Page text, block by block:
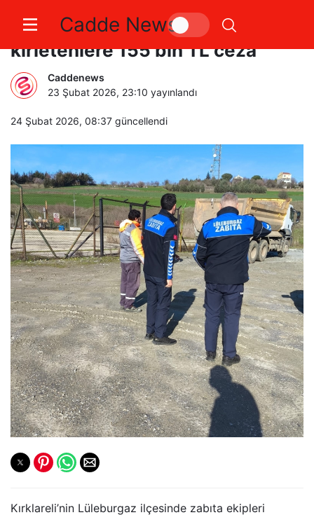
Cadde News
Lüleburgaz’da çevreyi
kirletenlere 155 bin TL ceza
Caddenews
23 Şubat 2026, 23:10 yayınlandı
24 Şubat 2026, 08:37 güncellendi
Kırklareli’nin Lüleburgaz ilçesinde zabıta ekipleri